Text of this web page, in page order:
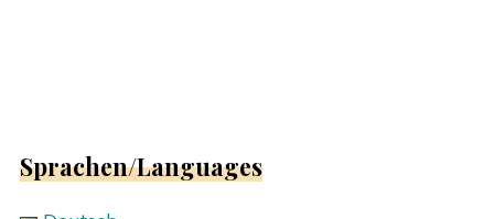
Sprachen/Languages